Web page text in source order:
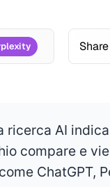
ricerca AI
compare e
ChatGPT,